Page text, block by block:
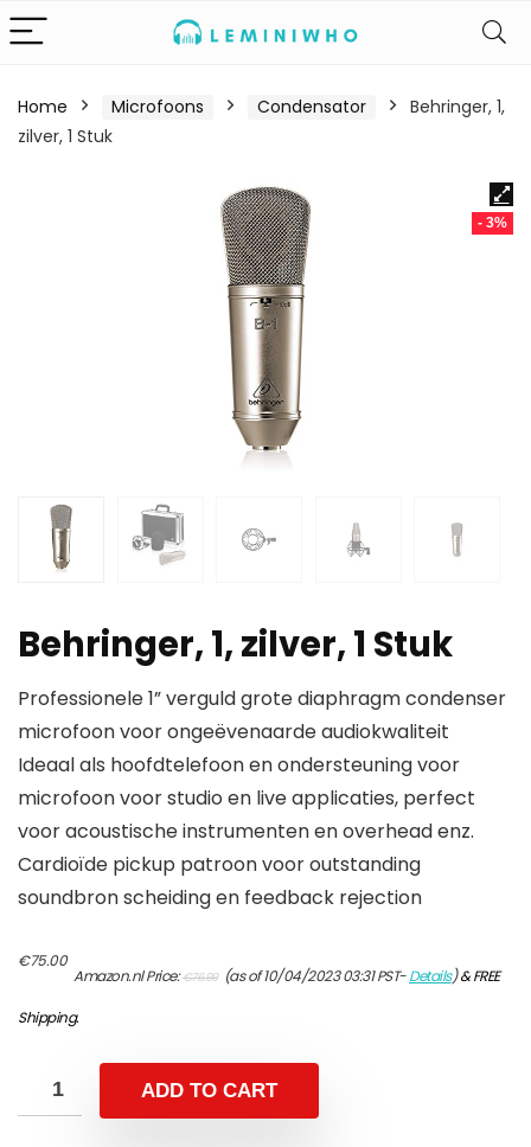
Home Microfoons Condensator
Behringer, 1,
zilver, 1 Stuk
- 3%
Behringer, 1, zilver, 1 Stuk
Professionele 1” verguld grote diaphragm condenser
microfoon voor ongeëvenaarde audiokwaliteit
Ideaal als hoofdtelefoon en ondersteuning voor
microfoon voor studio en live applicaties, perfect
voor acoustische instrumenten en overhead enz.
Cardioïde pickup patroon voor outstanding
soundbron scheiding en feedback rejection
Amazon.nl Price:€76.99 price
€75.00
price
(as of 10/04/2023 03:31 PST-Details)&FREE
Shipping.
ADD TO CART